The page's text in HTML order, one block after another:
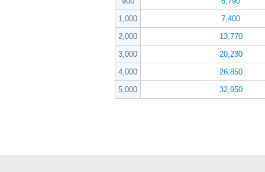
1,000
7,400
2,000
13,770
3,000
20,230
4,000
26,850
5,000
32,950